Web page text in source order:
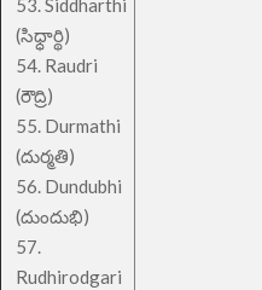
53. Siddharthi
(సిధ్ధార్థి)
54. Raudri
(రౌద్రి)
55. Durmathi
(దుర్మతి)
56. Dundubhi
(దుందుభి)
57.
Rudhirodgari